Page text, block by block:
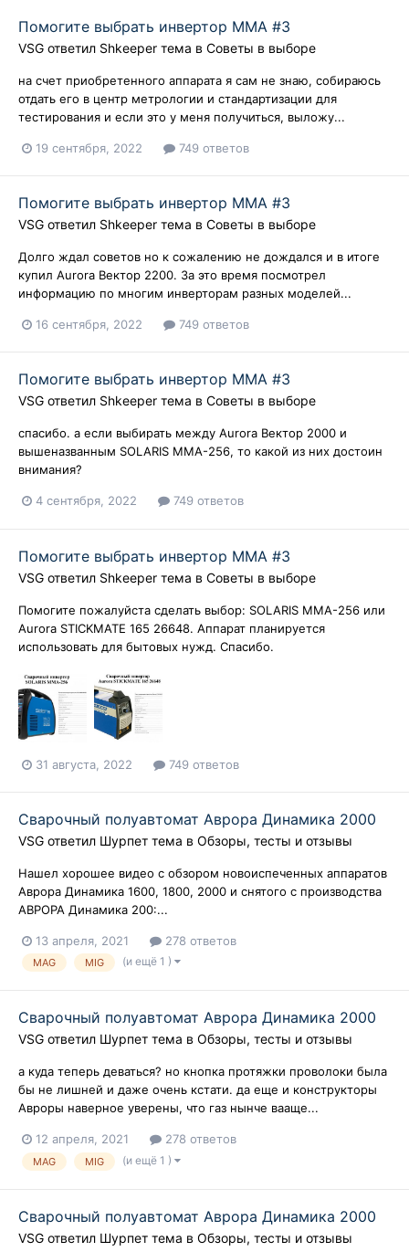
Помогите выбрать инвертор ММА #3
VSG ответил Shkeeper тема в Советы в выборе
на счет приобретенного аппарата я сам не знаю, собираюсь
отдать его в центр метрологии и стандартизации для
тестирования и если это у меня получиться, выложу...
19 сентября, 2022 749 ответов
Помогите выбрать инвертор ММА #3
VSG ответил Shkeeper тема в Советы в выборе
Долго ждал советов но к сожалению не дождался и в итоге
купил Aurora Вектор 2200. За это время посмотрел
информацию по многим инверторам разных моделей...
16 сентября, 2022 749 ответов
Помогите выбрать инвертор ММА #3
VSG ответил Shkeeper тема в Советы в выборе
спасибо. а если выбирать между Aurora Вектор 2000 и
вышеназванным SOLARIS MMA-256, то какой из них достоин
внимания?
4 сентября, 2022 749 ответов
Помогите выбрать инвертор ММА #3
VSG ответил Shkeeper тема в Советы в выборе
Помогите пожалуйста сделать выбор: SOLARIS MMA-256 или
Aurora STICKMATE 165 26648. Аппарат планируется
использовать для бытовых нужд. Спасибо.
31 августа, 2022 749 ответов
Сварочный полуавтомат Аврора Динамика 2000
VSG ответил Шурпет тема в Обзоры, тесты и отзывы
Нашел хорошее видео с обзором новоиспеченных аппаратов
Аврора Динамика 1600, 1800, 2000 и снятого с производства
АВРОРА Динамика 200:...
13 апреля, 2021 278 ответов
MAG MIG (и ещё 1 )
Сварочный полуавтомат Аврора Динамика 2000
VSG ответил Шурпет тема в Обзоры, тесты и отзывы
а куда теперь деваться? но кнопка протяжки проволоки была
бы не лишней и даже очень кстати. да еще и конструкторы
Авроры наверное уверены, что газ нынче вааще...
12 апреля, 2021 278 ответов
MAG MIG (и ещё 1 )
Сварочный полуавтомат Аврора Динамика 2000
VSG ответил Шурпет тема в Обзоры, тесты и отзывы